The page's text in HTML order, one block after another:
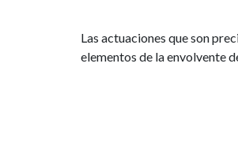
Las actuaciones que son
elementos de la envolvente